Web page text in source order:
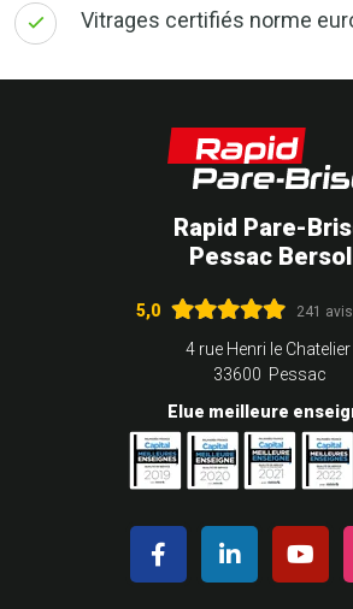
Vitrages certifiés norme
Rapid Pare-
Pessac Bersol
5,0 241
4 rue Henri le Chatelier
33600 Pessac
Elue meilleure